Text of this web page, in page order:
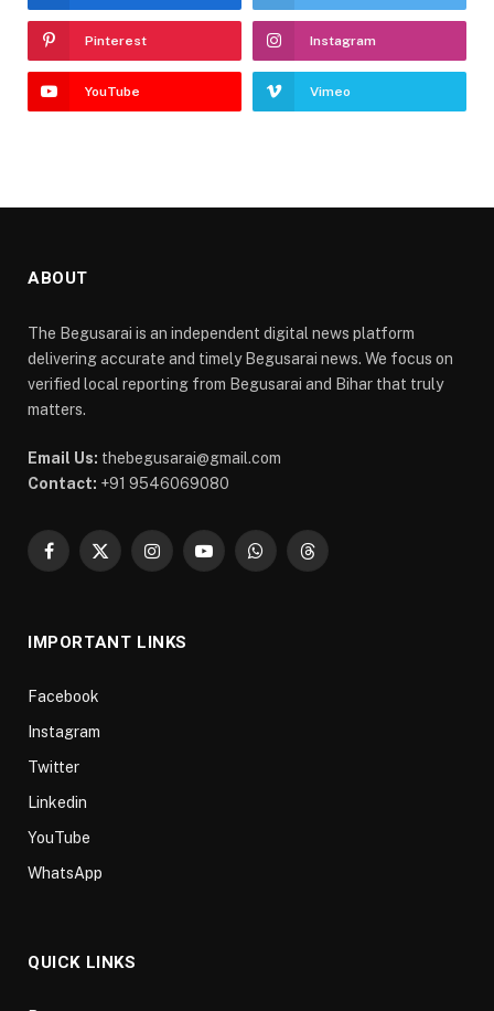
Pinterest Instagram
YouTube Vimeo
ABOUT
The Begusarai is an independent digital news platform
delivering accurate and timely Begusarai news. We focus on
verified local reporting from Begusarai and Bihar that truly
matters.
Email Us: thebegusarai@gmail.com
Contact: +91 9546069080
Facebook
X
InstagramYouTubeWhatsAppThreads
IMPORTANT LINKS
Facebook
Instagram
Twitter
Linkedin
YouTube
WhatsApp
QUICK LINKS